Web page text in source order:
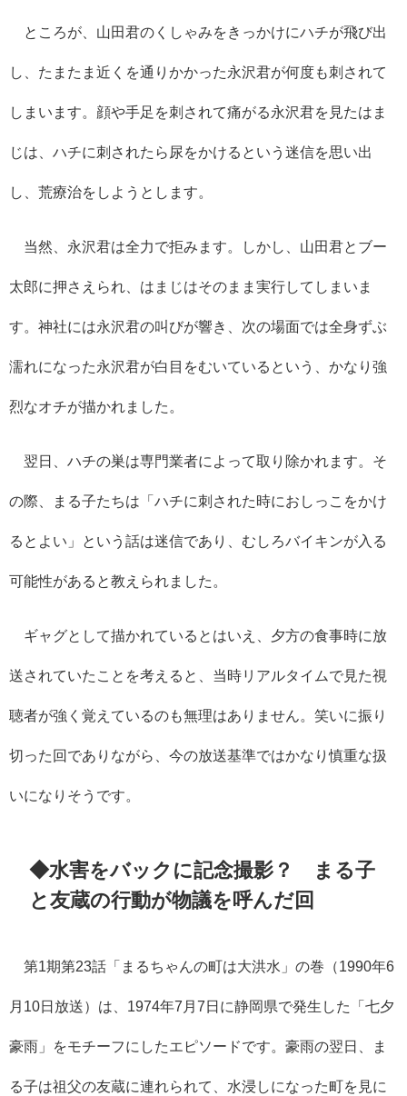
ところが、山田君のくしゃみをきっかけにハチが飛び出
し、たまたま近くを通りかかった永沢君が何度も刺されて
しまいます。顔や手足を刺されて痛がる永沢君を見たはま
じは、ハチに刺されたら尿をかけるという迷信を思い出
し、荒療治をしようとします。
当然、永沢君は全力で拒みます。しかし、山田君とブー
太郎に押さえられ、はまじはそのまま実行してしまいま
す。神社には永沢君の叫びが響き、次の場面では全身ずぶ
濡れになった永沢君が白目をむいているという、かなり強
烈なオチが描かれました。
翌日、ハチの巣は専門業者によって取り除かれます。そ
の際、まる子たちは「ハチに刺された時におしっこをかけ
るとよい」という話は迷信であり、むしろバイキンが入る
可能性があると教えられました。
ギャグとして描かれているとはいえ、夕方の食事時に放
送されていたことを考えると、当時リアルタイムで見た視
聴者が強く覚えているのも無理はありません。笑いに振り
切った回でありながら、今の放送基準ではかなり慎重な扱
いになりそうです。
◆水害をバックに記念撮影？ まる子
と友蔵の行動が物議を呼んだ回
第1期第23話「まるちゃんの町は大洪水」の巻（1990年6
月10日放送）は、1974年7月7日に静岡県で発生した「七夕
豪雨」をモチーフにしたエピソードです。豪雨の翌日、ま
る子は祖父の友蔵に連れられて、水浸しになった町を見に